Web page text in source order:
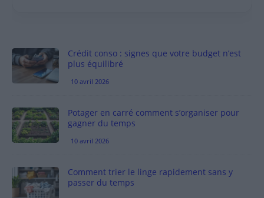
Crédit conso : signes que votre budget n’est
plus équilibré
10 avril 2026
Potager en carré comment s’organiser pour
gagner du temps
10 avril 2026
Comment trier le linge rapidement sans y
passer du temps